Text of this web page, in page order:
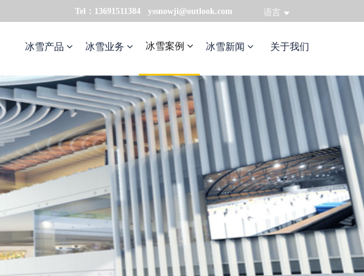
Tel：13691511384 yssnowji@outlook.com 语言
冰雪产品 冰雪业务 冰雪案例 冰雪新闻 关于我们